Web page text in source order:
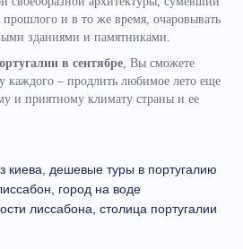
прошлого и в то же время, очаровывать
зданиями и памятниками.
в сентябре, Вы сможете
каждого – продлить любимое лето еще
и приятному климату страны и ее